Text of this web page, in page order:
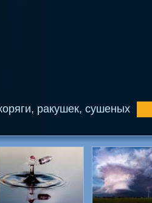
ракушек, сушеных